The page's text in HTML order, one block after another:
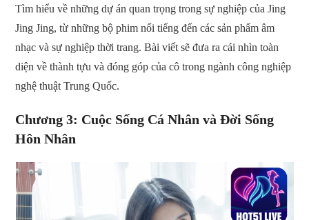
Tìm hiểu về những dự án quan trọng trong sự nghiệp của Jing
Jing Jing, từ những bộ phim nổi tiếng đến các sản phẩm âm
nhạc và sự nghiệp thời trang. Bài viết sẽ đưa ra cái nhìn toàn
diện về thành tựu và đóng góp của cô trong ngành công nghiệp
nghệ thuật Trung Quốc.
Chương 3: Cuộc Sống Cá Nhân và Đời Sống
Hôn Nhân